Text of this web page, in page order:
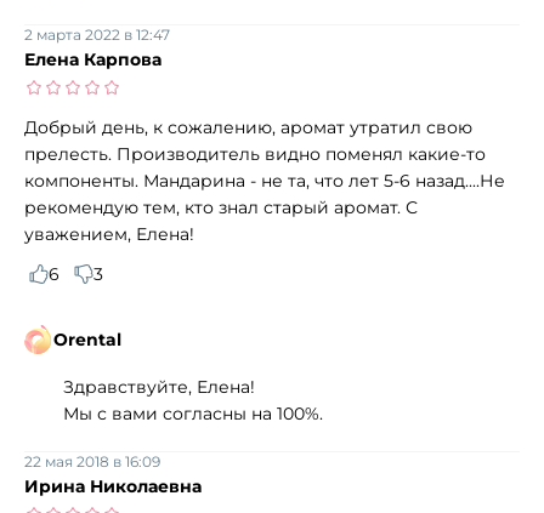
Елена Карпова
2 марта 2022 в 12:47
Добрый день, к сожалению, аромат утратил свою
прелесть. Производитель видно поменял какие-то
компоненты. Мандарина - не та, что лет 5-6 назад....Не
рекомендую тем, кто знал старый аромат. С
уважением, Елена!
6
3
Orental
Здравствуйте, Елена!
Мы с вами согласны на 100%.
Ирина Николаевна
22 мая 2018 в 16:09